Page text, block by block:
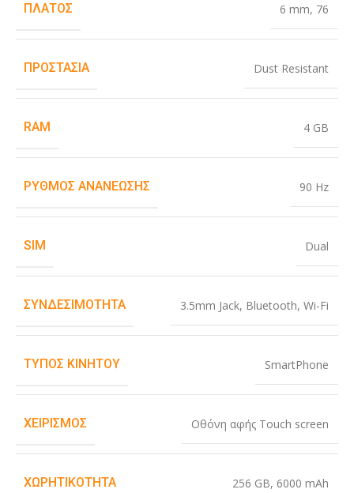
ΠΛΆΤΟΣ 6 mm, 76
ΠΡΟΣΤΑΣΊΑ Dust Resistant
RAM 4 GB
ΡΥΘΜΌΣ ΑΝΑΝΈΩΣΗΣ 90 Hz
SIM Dual
ΣΥΝΔΕΣΙΜΌΤΗΤΑ 3.5mm Jack, Bluetooth, Wi-Fi
ΤΎΠΟΣ ΚΙΝΗΤΟΎ SmartPhone
ΧΕΙΡΙΣΜΌΣ Οθόνη αφής Touch screen
ΧΩΡΗΤΙΚΌΤΗΤΑ 256 GB, 6000 mAh